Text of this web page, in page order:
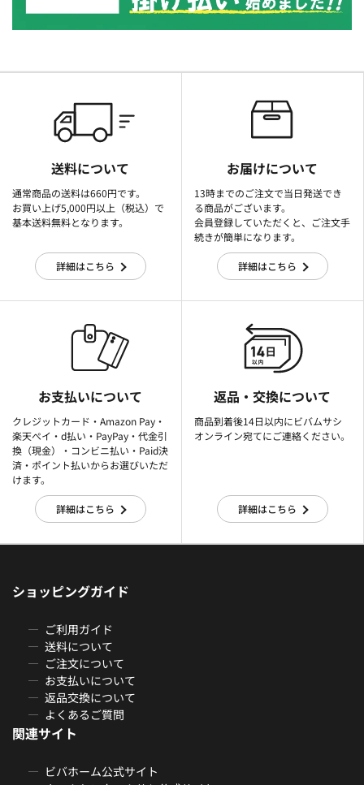
送料について
通常商品の送料は660円です。
お買い上げ5,000円以上（税込）で
基本送料無料となります。
詳細はこちら
お届けについて
13時までのご注文で当日発送でき
る商品がございます。
会員登録していただくと、ご注文手
続きが簡単になります。
詳細はこちら
お支払いについて
クレジットカード・Amazon Pay・
楽天ぺイ・d払い・PayPay・代金引
換（現金）・コンビニ払い・Paid決
済・ポイント払いからお選びいただ
けます。
詳細はこちら
返品・交換について
商品到着後14日以内にビバムサシ
オンライン宛てにご連絡ください。
詳細はこちら
ショッピングガイド
ご利用ガイド
送料について
ご注文について
お支払いについて
返品交換について
よくあるご質問
関連サイト
ビバホーム公式サイト